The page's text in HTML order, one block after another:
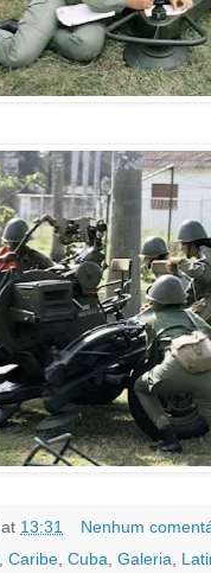
at 13:31
Nenhum
Caribe Cuba Galeria